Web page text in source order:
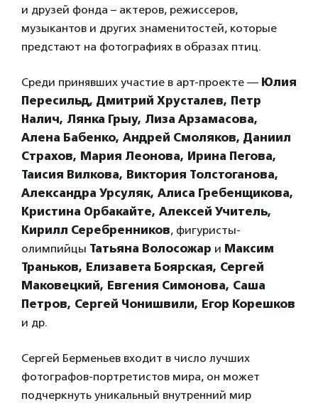
и друзей фонда – актеров, режиссеров,
музыкантов и других знаменитостей, которые
предстают на фотографиях в образах птиц.
Среди принявших участие в арт-проекте — Юлия
Пересильд, Дмитрий Хрусталев, Петр
Налич, Лянка Грыу, Лиза Арзамасова,
Алена Бабенко, Андрей Смоляков, Даниил
Страхов, Мария Леонова, Ирина Пегова,
Таисия Вилкова, Виктория Толстоганова,
Александра Урсуляк, Алиса Гребенщикова,
Кристина Орбакайте, Алексей Учитель,
Кирилл Серебренников, фигуристы-
олимпийцы Татьяна Волосожар и Максим
Траньков, Елизавета Боярская, Сергей
Маковецкий, Евгения Симонова, Саша
Петров, Сергей Чонишвили, Егор Корешков
и др.
Сергей Берменьев входит в число лучших
фотографов-портретистов мира, он может
подчеркнуть уникальный внутренний мир